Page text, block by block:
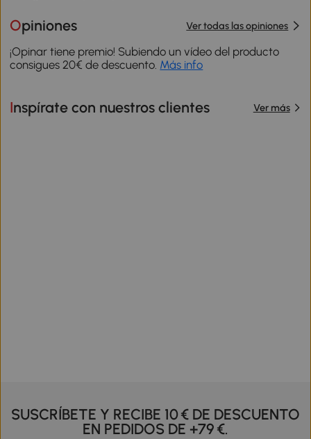
Opiniones Ver todas las opiniones
¡Opinar tiene premio! Subiendo un vídeo del producto
consigues 20€ de descuento. Más info
Inspírate con nuestros clientes Ver más
SUSCRÍBETE Y RECIBE 10 € DE DESCUENTO
EN PEDIDOS DE +79 €.